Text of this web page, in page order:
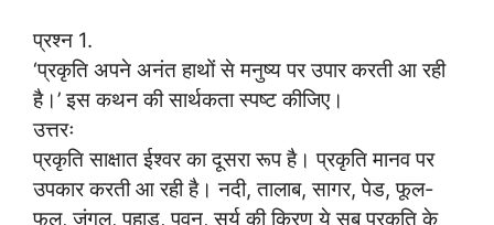
प्रश्न 1.
‘प्रकृति अपने अनंत हाथों से मनुष्य पर उपार करती आ रही
है।’ इस कथन की सार्थकता स्पष्ट कीजिए।
उत्तरः
प्रकृति साक्षात ईश्वर का दूसरा रूप है। प्रकृति मानव पर
उपकार करती आ रही है। नदी, तालाब, सागर, पेड, फूल-
फल, जंगल, पहाड़, पवन, सूर्य की किरण ये सब प्रकृति के